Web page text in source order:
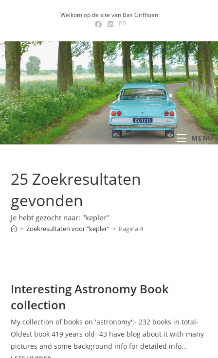
Welkom op de site van Bas Griffioen
MENU .
25 Zoekresultaten
gevonden
Je hebt gezocht naar: "kepler"
> Zoekresultaten voor“kepler” > Pagina 4
Interesting Astronomy Book
collection
My collection of books on 'astronomy':- 232 books in total-
Oldest book 419 years old- 43 have blog about it with many
pictures and some background info for detailed info…